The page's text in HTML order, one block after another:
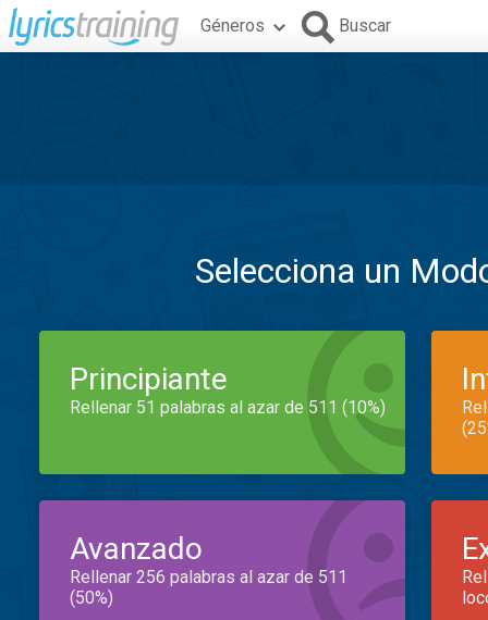
Géneros Buscar
Selecciona un
Principiante
Rellenar 51 palabras al azar de 511 (10%)
Avanzado
Rellenar 256 palabras al azar de 511
(50%)